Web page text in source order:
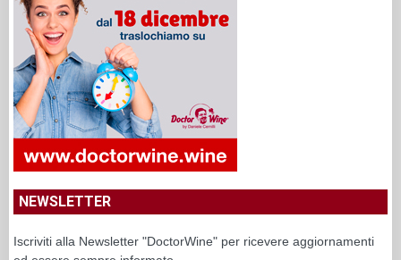
NEWSLETTER
Iscriviti alla Newsletter "DoctorWine" per ricevere aggiornamenti